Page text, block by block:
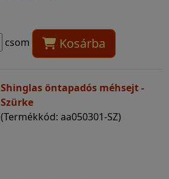
csom Kosárba
Shinglas öntapadós méhsejt -
Szürke
(Termékkód: aa050301-SZ)